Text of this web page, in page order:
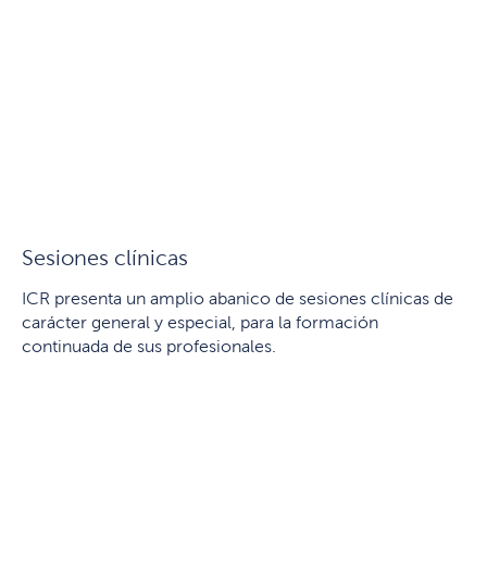
Sesiones clínicas
ICR presenta un amplio abanico de sesiones clínicas de
carácter general y especial, para la formación
continuada de sus profesionales.